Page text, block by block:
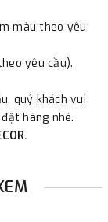
màu theo yêu
yêu cầu).
quý khách vui
hàng nhé.